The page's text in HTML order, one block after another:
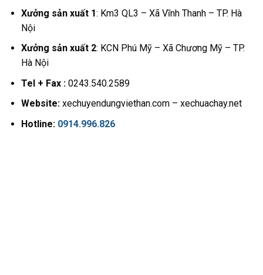
Xưởng sản xuất 1: Km3 QL3 – Xã Vĩnh Thanh – TP. Hà
Nội
Xưởng sản xuất 2: KCN Phú Mỹ – Xã Chương Mỹ – TP.
Hà Nội
Tel + Fax :0243.540.2589
Website:xechuyendungviethan.com – xechuachay.net
Hotline: 0914.996.826